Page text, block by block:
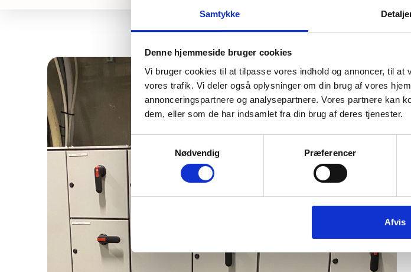
Samtykke
Denne hjemmeside bruger cookies
Vi bruger cookies til at tilpasse vores indhold og annoncer, til
vores trafik. Vi deler også oplysninger om din brug af vores
annonceringspartnere og analysepartnere. Vores partnere kan
dem, eller som de har indsamlet fra din brug af deres tjenester.
Nødvendig
Præferencer
Afvis